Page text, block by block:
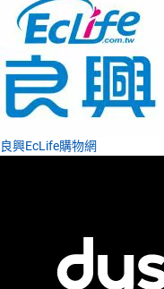
良興EcLife購物網